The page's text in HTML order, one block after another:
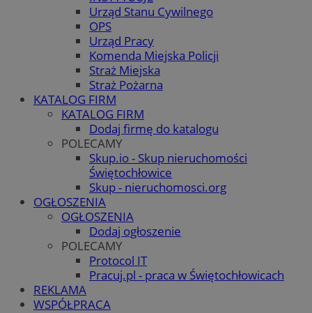
Urząd Stanu Cywilnego
OPS
Urząd Pracy
Komenda Miejska Policji
Straż Miejska
Straż Pożarna
KATALOG FIRM
KATALOG FIRM
Dodaj firmę do katalogu
POLECAMY
Skup.io - Skup nieruchomości
Świętochłowice
Skup - nieruchomosci.org
OGŁOSZENIA
OGŁOSZENIA
Dodaj ogłoszenie
POLECAMY
Protocol IT
Pracuj.pl - praca w Świętochłowicach
REKLAMA
WSPÓŁPRACA